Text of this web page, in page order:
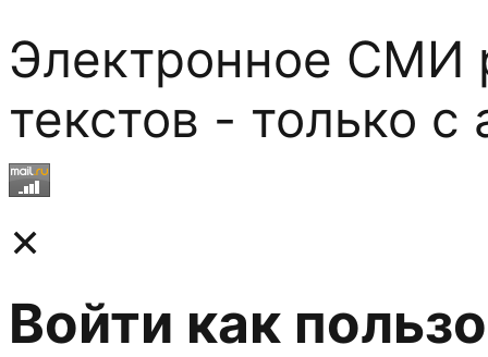
Электронное СМИ
текстов - только
×
Войти как